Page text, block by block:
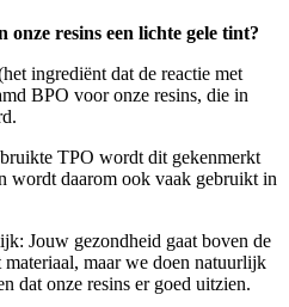
onze resins een lichte gele tint?
ingrediënt dat de reactie met
BPO voor onze resins, die in
TPO wordt dit gekenmerkt
wordt daarom ook vaak gebruikt in
Jouw gezondheid gaat boven de
materiaal, maar we doen natuurlijk
dat onze resins er goed uitzien.